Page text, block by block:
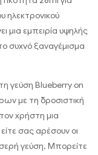
ηλεκτρονικού
μια εμπειρία υψηλής
συχνό ξαναγέμισμα
γεύση Blueberry on
με τη δροσιστική
χρήστη μια
σας αρέσουν οι
γεύση, Μπορείτε